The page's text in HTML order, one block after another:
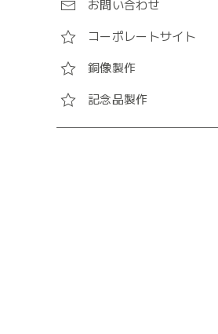
お問い合わせ
コーポレートサイト
銅像製作
記念品製作